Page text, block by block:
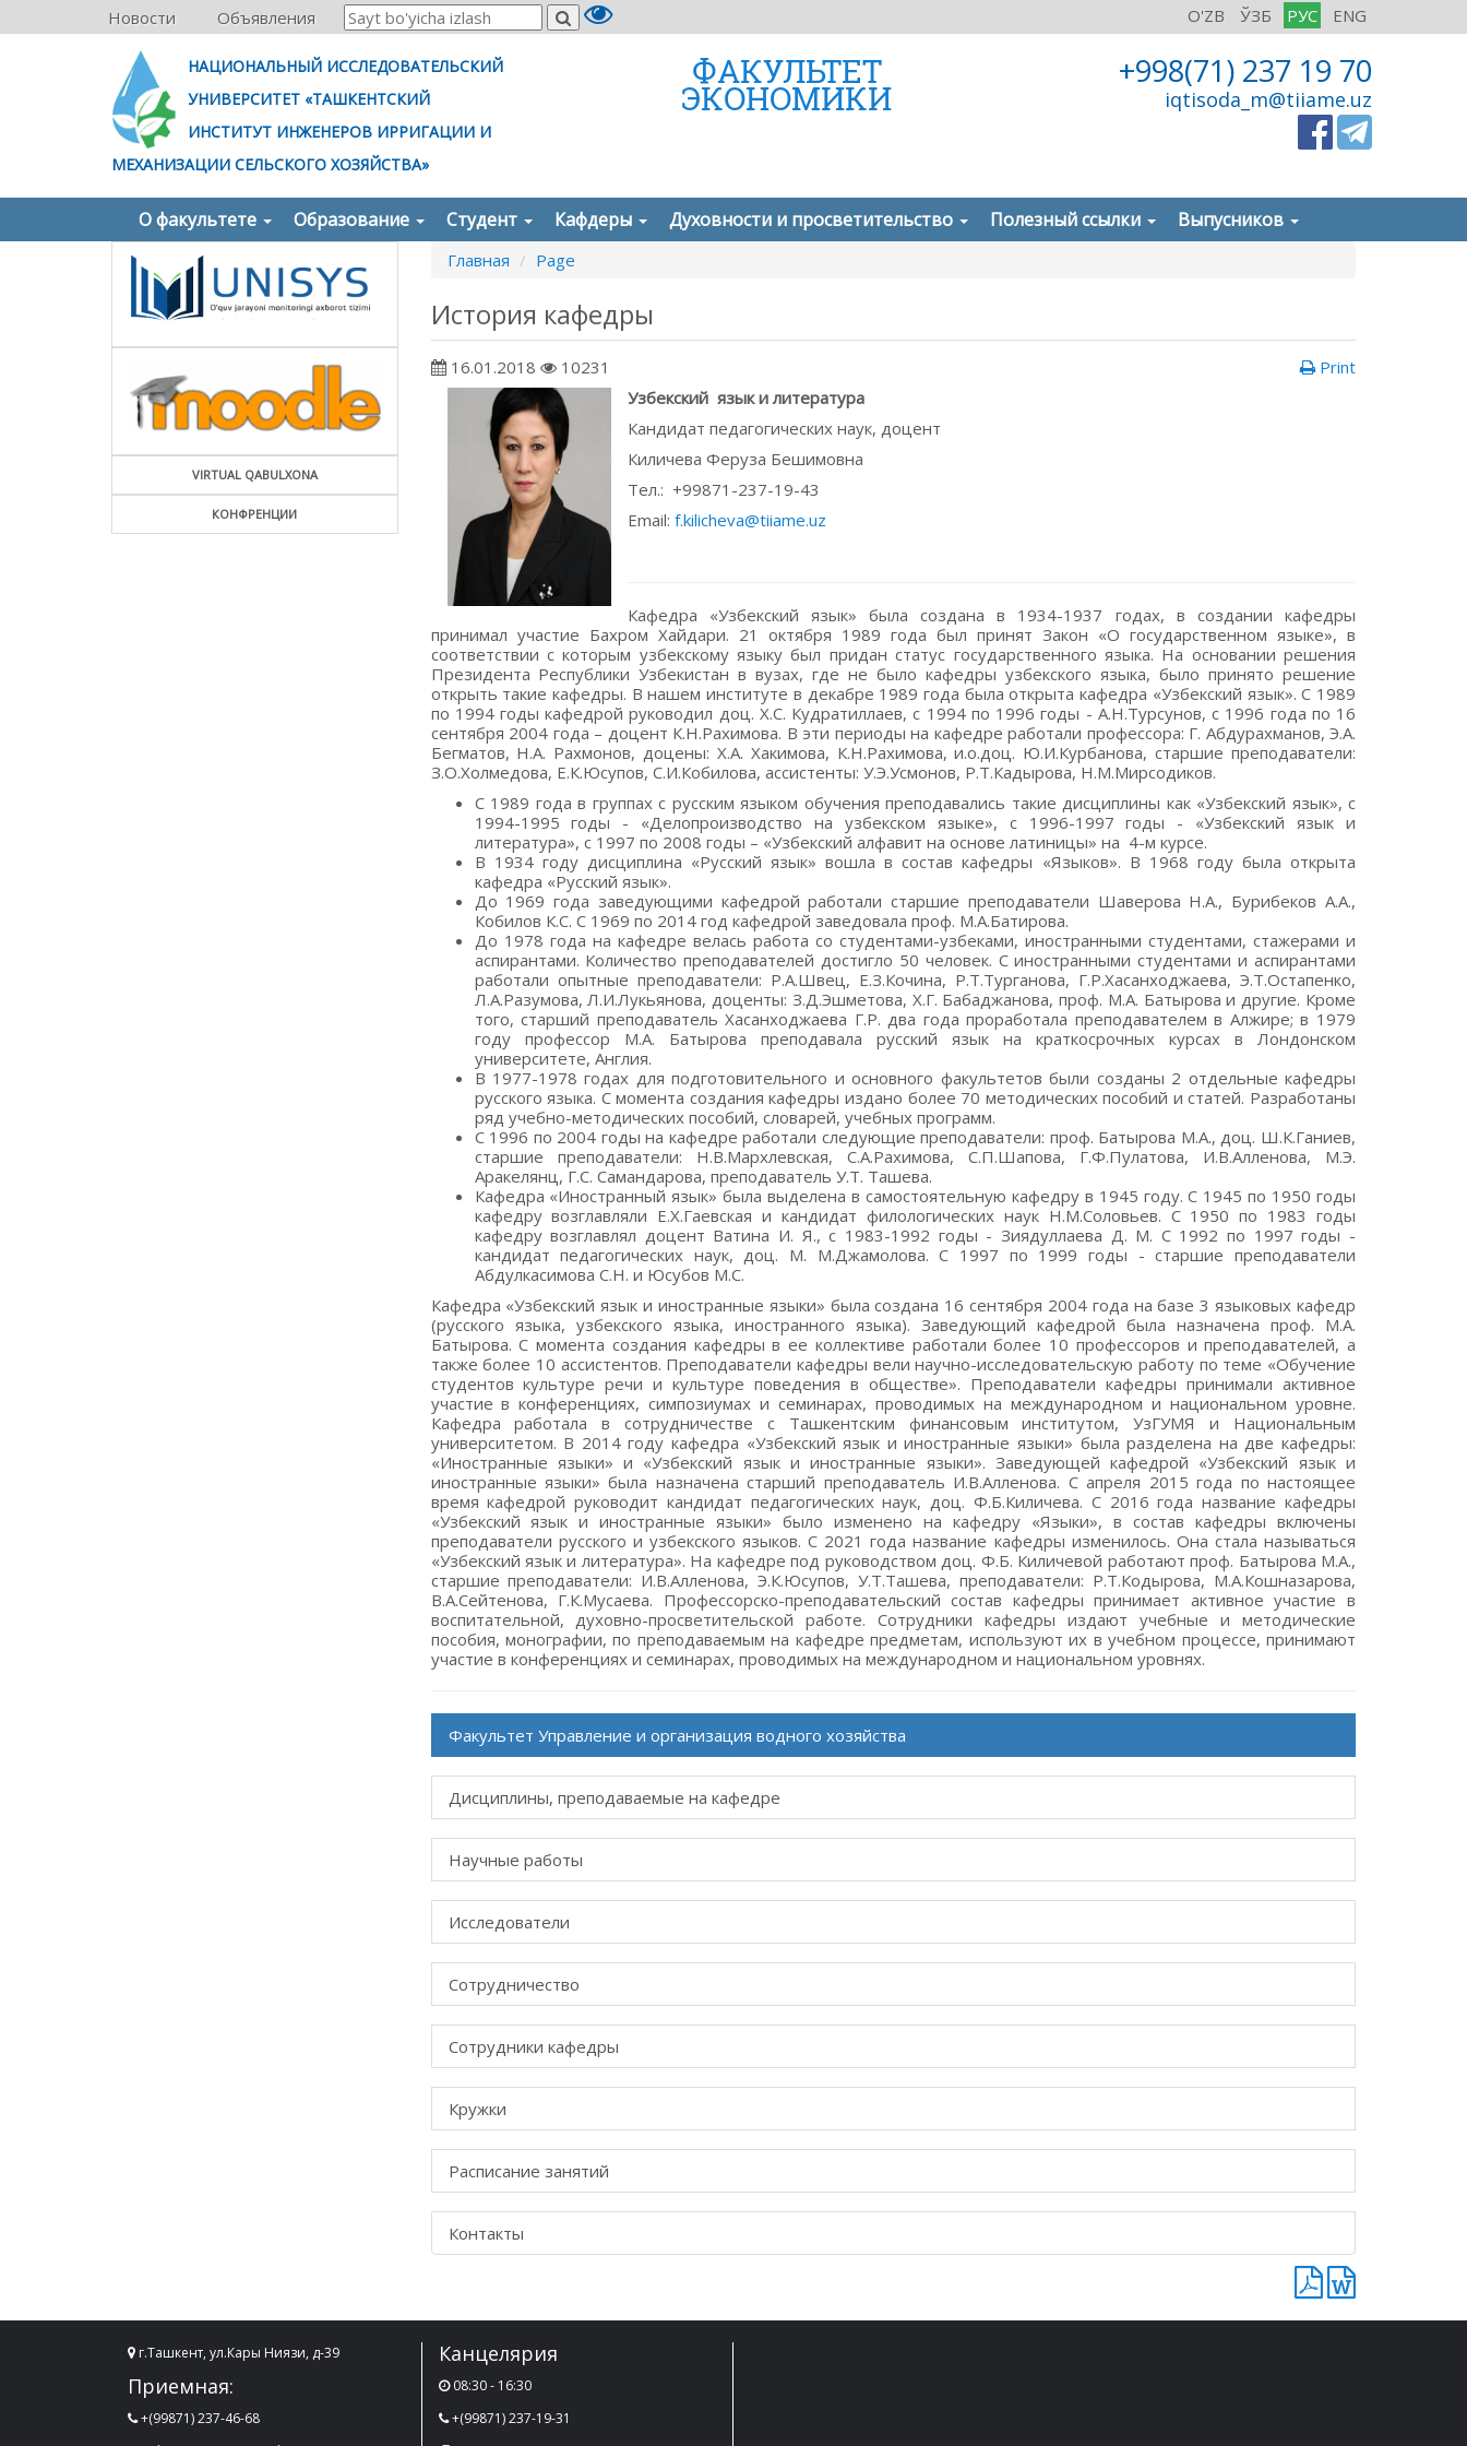
Новости Объявления O'ZB ЎЗБ РУС ENG
НАЦИОНАЛЬНЫЙ ИССЛЕДОВАТЕЛЬСКИЙ
УНИВЕРСИТЕТ «ТАШКЕНТСКИЙ
ИНСТИТУТ ИНЖЕНЕРОВ ИРРИГАЦИИ И
МЕХАНИЗАЦИИ СЕЛЬСКОГО ХОЗЯЙСТВА»
ФАКУЛЬТЕТ
ЭКОНОМИКИ
+998(71) 237 19 70
iqtisoda_m@tiiame.uz
О факультете Образование Студент Кафдеры Духовности и просветительство Полезный ссылки Выпусников
VIRTUAL QABULXONA
КОНФРЕНЦИИ
Главная Page
История кафедры
16.01.2018 10231
Print
Узбекский язык и литература
Кандидат педагогических наук, доцент
Киличева Феруза Бешимовна
Тел.: +99871-237-19-43
Email: f.kilicheva@tiiame.uz
Кафедра «Узбекский язык» была создана в 1934-1937 годах, в создании кафедры
принимал участие Бахром Хайдари. 21 октября 1989 года был принят Закон «О государственном языке», в
соответствии с которым узбекскому языку был придан статус государственного языка. На основании решения
Президента Республики Узбекистан в вузах, где не было кафедры узбекского языка, было принято решение
открыть такие кафедры. В нашем институте в декабре 1989 года была открыта кафедра «Узбекский язык». С 1989
по 1994 годы кафедрой руководил доц. Х.С. Кудратиллаев, с 1994 по 1996 годы - А.Н.Турсунов, с 1996 года по 16
сентября 2004 года – доцент К.Н.Рахимова. В эти периоды на кафедре работали профессора: Г. Абдурахманов, Э.А.
Бегматов, Н.А. Рахмонов, доцены: Х.А. Хакимова, К.Н.Рахимова, и.о.доц. Ю.И.Курбанова, старшие преподаватели:
З.О.Холмедова, Е.К.Юсупов, С.И.Кобилова, ассистенты: У.Э.Усмонов, Р.Т.Кадырова, Н.М.Мирсодиков.
С 1989 года в группах с русским языком обучения преподавались такие дисциплины как «Узбекский язык», с
1994-1995 годы - «Делопроизводство на узбекском языке», с 1996-1997 годы - «Узбекский язык и
литература», с 1997 по 2008 годы – «Узбекский алфавит на основе латиницы» на 4-м курсе.
В 1934 году дисциплина «Русский язык» вошла в состав кафедры «Языков». В 1968 году была открыта
кафедра «Русский язык».
До 1969 года заведующими кафедрой работали старшие преподаватели Шаверова Н.А., Бурибеков А.А.,
Кобилов К.С. С 1969 по 2014 год кафедрой заведовала проф. М.А.Батирова.
До 1978 года на кафедре велась работа со студентами-узбеками, иностранными студентами, стажерами и
аспирантами. Количество преподавателей достигло 50 человек. С иностранными студентами и аспирантами
работали опытные преподаватели: Р.А.Швец, Е.З.Кочина, Р.Т.Турганова, Г.Р.Хасанходжаева, Э.Т.Остапенко,
Л.А.Разумова, Л.И.Лукьянова, доценты: З.Д.Эшметова, Х.Г. Бабаджанова, проф. М.А. Батырова и другие. Кроме
того, старший преподаватель Хасанходжаева Г.Р. два года проработала преподавателем в Алжире; в 1979
году профессор М.А. Батырова преподавала русский язык на краткосрочных курсах в Лондонском
университете, Англия.
В 1977-1978 годах для подготовительного и основного факультетов были созданы 2 отдельные кафедры
русского языка. С момента создания кафедры издано более 70 методических пособий и статей. Разработаны
ряд учебно-методических пособий, словарей, учебных программ.
С 1996 по 2004 годы на кафедре работали следующие преподаватели: проф. Батырова М.А., доц. Ш.К.Ганиев,
старшие преподаватели: Н.В.Мархлевская, С.А.Рахимова, С.П.Шапова, Г.Ф.Пулатова, И.В.Алленова, М.Э.
Аракелянц, Г.С. Самандарова, преподаватель У.Т. Ташева.
Кафедра «Иностранный язык» была выделена в самостоятельную кафедру в 1945 году. С 1945 по 1950 годы
кафедру возглавляли Е.Х.Гаевская и кандидат филологических наук Н.М.Соловьев. С 1950 по 1983 годы
кафедру возглавлял доцент Ватина И. Я., с 1983-1992 годы - Зиядуллаева Д. М. С 1992 по 1997 годы -
кандидат педагогических наук, доц. М. М.Джамолова. С 1997 по 1999 годы - старшие преподаватели
Абдулкасимова С.Н. и Юсубов М.С.
Кафедра «Узбекский язык и иностранные языки» была создана 16 сентября 2004 года на базе 3 языковых кафедр
(русского языка, узбекского языка, иностранного языка). Заведующий кафедрой была назначена проф. М.А.
Батырова. С момента создания кафедры в ее коллективе работали более 10 профессоров и преподавателей, а
также более 10 ассистентов. Преподаватели кафедры вели научно-исследовательскую работу по теме «Обучение
студентов культуре речи и культуре поведения в обществе». Преподаватели кафедры принимали активное
участие в конференциях, симпозиумах и семинарах, проводимых на международном и национальном уровне.
Кафедра работала в сотрудничестве с Ташкентским финансовым институтом, УзГУМЯ и Национальным
университетом. В 2014 году кафедра «Узбекский язык и иностранные языки» была разделена на две кафедры:
«Иностранные языки» и «Узбекский язык и иностранные языки». Заведующей кафедрой «Узбекский язык и
иностранные языки» была назначена старший преподаватель И.В.Алленова. С апреля 2015 года по настоящее
время кафедрой руководит кандидат педагогических наук, доц. Ф.Б.Киличева. С 2016 года название кафедры
«Узбекский язык и иностранные языки» было изменено на кафедру «Языки», в состав кафедры включены
преподаватели русского и узбекского языков. С 2021 года название кафедры изменилось. Она стала называться
«Узбекский язык и литература». На кафедре под руководством доц. Ф.Б. Киличевой работают проф. Батырова М.А.,
старшие преподаватели: И.В.Алленова, Э.К.Юсупов, У.Т.Ташева, преподаватели: Р.Т.Кодырова, М.А.Кошназарова,
В.А.Сейтенова, Г.К.Мусаева. Профессорско-преподавательский состав кафедры принимает активное участие в
воспитательной, духовно-просветительской работе. Сотрудники кафедры издают учебные и методические
пособия, монографии, по преподаваемым на кафедре предметам, используют их в учебном процессе, принимают
участие в конференциях и семинарах, проводимых на международном и национальном уровнях.
Факультет Управление и организация водного хозяйства
Дисциплины, преподаваемые на кафедре
Научные работы
Исследователи
Сотрудничество
Сотрудники кафедры
Кружки
Расписание занятий
Контакты
г.Ташкент, ул.Кары Ниязи, д-39
Приемная:
+(99871) 237-46-68
Канцелярия
08:30 - 16:30
+(99871) 237-19-31